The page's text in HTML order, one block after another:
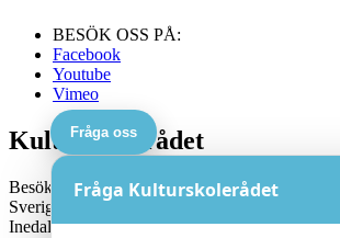
BESÖK OSS PÅ:
Facebook
Youtube
Vimeo
Kulturskolerådet
Besöksadress:
Sveriges Kulturskoleråd
Inedalsgatan 15
Fråga oss
Fråga Kulturskolerådet